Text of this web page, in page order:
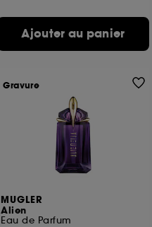
Ajouter au panier
MUGLER
Alien
Eau de Parfum
Gravure